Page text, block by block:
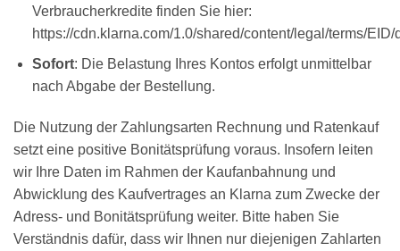
Verbraucherkredite finden Sie hier:
https://cdn.klarna.com/1.0/shared/content/legal/terms/
Sofort: Die Belastung Ihres Kontos erfolgt unmittelbar
nach Abgabe der Bestellung.
Die Nutzung der Zahlungsarten Rechnung und Ratenkauf
setzt eine positive Bonitätsprüfung voraus. Insofern leiten
wir Ihre Daten im Rahmen der Kaufanbahnung und
Abwicklung des Kaufvertrages an Klarna zum Zwecke der
Adress- und Bonitätsprüfung weiter. Bitte haben Sie
Verständnis dafür, dass wir Ihnen nur diejenigen Zahlarten